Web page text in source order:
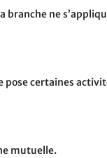
branche ne
pose certaines
mutuelle.